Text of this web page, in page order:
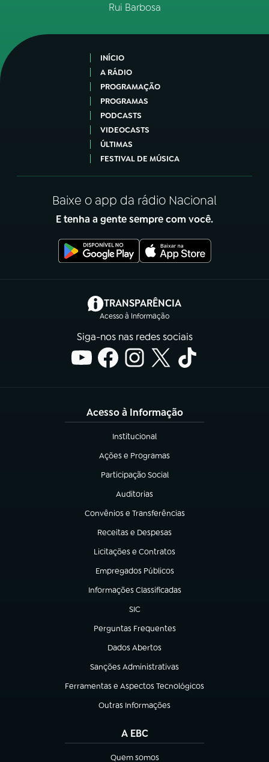
Rui Barbosa
INÍCIO
A RÁDIO
PROGRAMAÇÃO
PROGRAMAS
PODCASTS
VIDEOCASTS
ÚLTIMAS
FESTIVAL DE MÚSICA
Baixe o app da rádio Nacional
E tenha a gente sempre com você.
TRANSPARÊNCIA
Acesso à Informação
(abre em nova aba)
Siga-nos nas redes sociais
Acesso à Informação
Institucional
(abre em nova aba)
Ações e Programas
(abre em nova aba)
Participação Social
(abre em nova aba)
Auditorias
(abre em nova aba)
Convênios e Transferências
(abre em nova aba)
Receitas e Despesas
(abre em nova aba)
Licitações e Contratos
(abre em nova aba)
Empregados Públicos
(abre em nova aba)
Informações Classificadas
(abre em nova aba)
SIC
(abre em nova aba)
Perguntas Frequentes
(abre em nova aba)
Dados Abertos
(abre em nova aba)
Sanções Administrativas
(abre em nova aba)
Ferramentas e Aspectos Tecnológicos
(abre em nova aba)
Outras Informações
(abre em nova aba)
A EBC
Quem somos